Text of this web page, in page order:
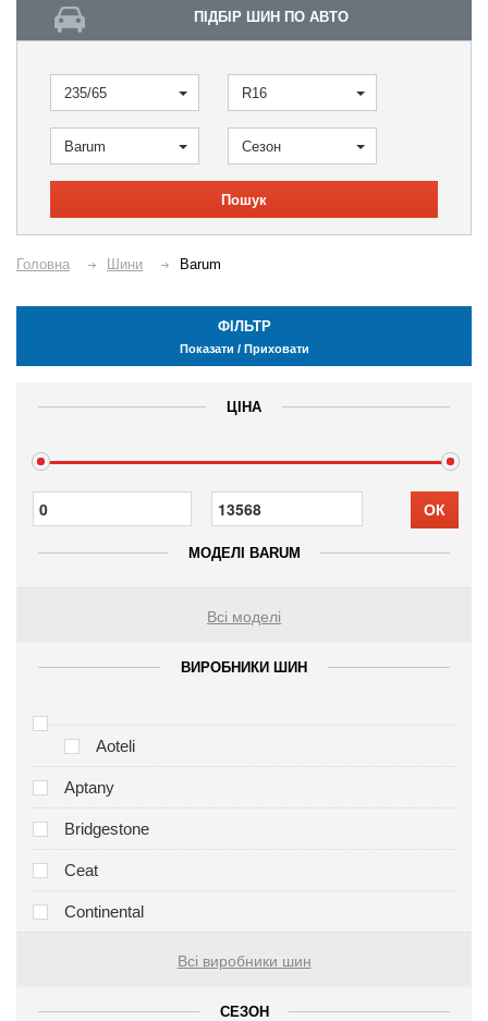
ПІДБІР ШИН ПО АВТО
235/65 R16
Barum Сезон
Пошук
Головна Шини Barum
ФІЛЬТР
Показати / Приховати
ЦІНА
ОК
МОДЕЛІ BARUM
Всі моделі
ВИРОБНИКИ ШИН
Aoteli
Aptany
Bridgestone
Ceat
Continental
Всі виробники шин
СЕЗОН